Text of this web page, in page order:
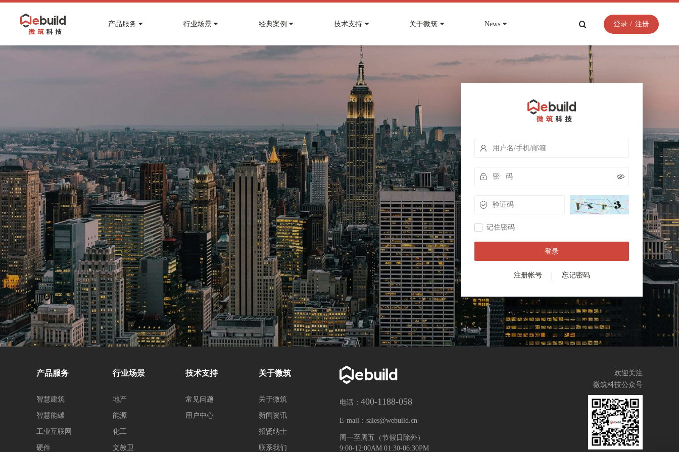
产品服务
硬件
• 智慧建筑运营管理平台
运维高效透明的能源管理
数据驱动的品质提升
空间租控实时可视
合同管理简单清晰
任务及时提醒，过程清晰可溯
SOP与任务结合，沉淀专家知识
数据驱动流程告别“人盯人”
知识库简化设备作业
设备巡检自动化、群控一键化
• 智慧办公系统
一码通行多类设备
一键搞定访客来访和会议预约
空间设备智能自控
• 能耗管理平台
实时监控能耗能效考核指标
• 微筑数字孪生
汇集建筑全方位数据
仿真空间与设备状态
一模多用降低建设成本
• 智慧能效系统
能耗能效多维度数据建模
AI仿真寻优算法实现供需精确匹配
软硬结合实现节能自控
• 智慧消防管理系统
“技防”升级异常感知
应急方案与异常联动，事件及时响应
数据驱动赋能全景精细监管
• 智慧环境管理系统
内置Well、绿建考核标准
环境质量自动打分，发现异常自动告警
设备智控打造舒适空间
建设统一数智底座
全面掌握设备状态
行业场景
智慧公寓、保障房解决方案
•能源
光伏电站智慧运维管理平台解决方案
火电厂能碳管理平台解决方案
化工园区安全风险智能化管控平台解
化工园区智慧应急管理系统解决方案
•文教卫
智慧文化建筑解决方案
智慧医院解决方案
•交通
智慧机场航站楼和交通中心解决方案
智慧高铁、地铁换乘枢纽解决方案
•场馆
智慧体育场馆解决方案
智慧会展解决方案
•其他
政府能碳监控管理平台解决方案
智慧党政军解决方案
经典案例 技术支持
•产品问题
微筑产品说明，让你更了解产品
•视频资料
微筑相关视频资料汇总
关于微筑
•新闻资讯
了解微筑最新动态和行业最新前沿信息
•联系我们
微筑专业服务团队，为你提供专业咨询服务
News 登录 / 注册
记住密码
登录
注册帐号 忘记密码
产品服务
智慧建筑
智慧能碳
工业互联网
硬件
行业场景
地产
能源
化工
文教卫
技术支持
常见问题
用户中心
关于微筑
关于微筑
新闻资讯
招贤纳士
联系我们
电话： 400-1188-058
E-mail： sales@webuild.cn
周一至周五（节假日除外）
9:00-12:00AM 01:30-06:30PM
欢迎关注
微筑科技公众号